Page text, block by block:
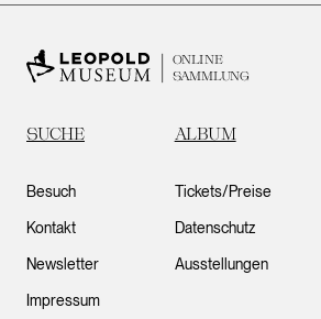
ONLINE
SAMMLUNG
SUCHE ALBUM
Besuch
Kontakt
Newsletter
Impressum
Tickets/Preise
Datenschutz
Ausstellungen